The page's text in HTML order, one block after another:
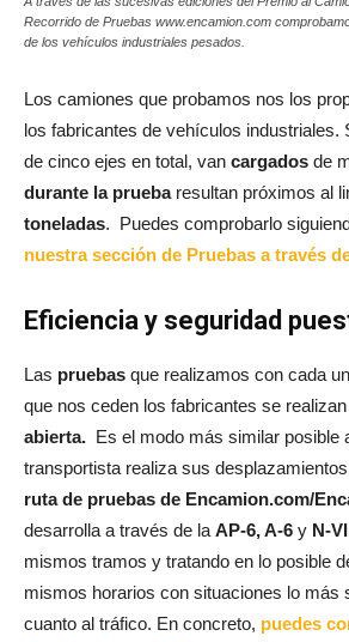
Recorrido de Pruebas www.encamion.com
de los vehículos industriales pesados.
Los camiones que probamos nos los
los fabricantes de vehículos industriales.
de cinco ejes en total, van cargados de
durante la pruebaresultan próximos al
toneladas. Puedes comprobarlo
nuestra sección de Pruebas a través
Eficiencia y seguridad
Las pruebas que realizamos con cada
que nos ceden los fabricantes se realizan
abierta. Es el modo más similar posible
transportista realiza sus
ruta de pruebas de Encamion.com/
desarrolla a través de la AP-6, A-6 y N-
mismos tramos y tratando en lo posible
mismos horarios con situaciones lo más
cuanto al tráfico. En concreto, puedes